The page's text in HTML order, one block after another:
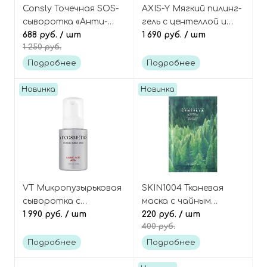
Consly Точечная SOS-
сыворотка «Анти-
Акне» с кислотами и
каламином, Pimples
Killer SOS-Recover Pink
688 руб. / шт
1 250 руб.
Подробнее
AXIS-Y Мягкий пилинг-
гель с центеллой и
кислотами, PHA
1 690 руб. / шт
Подробнее
Новинка
VT Микропузырьковая
сыворотка с
азелаиновой
кислотами, Cosmetics
1 990 руб. / шт
Подробнее
Новинка
SKIN1004 Тканевая
маска с чайным
деревом и кислотами,
Madagascar Centella
Tea-Trica Relaxing
220 руб. / шт
400 руб.
Подробнее